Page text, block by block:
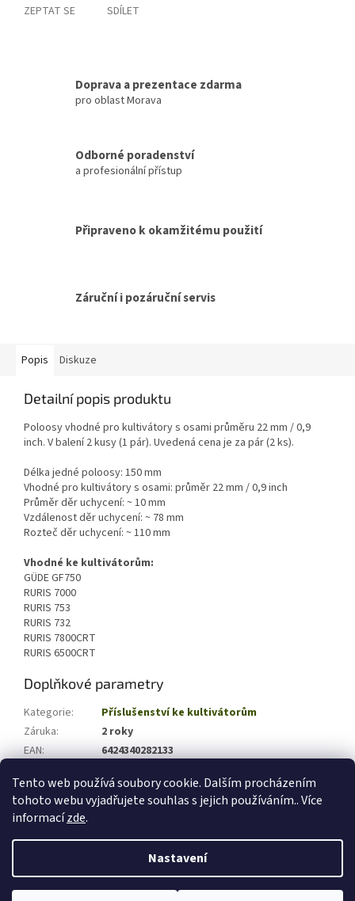
Tento web používá soubory cookie. Dalším procházením
tohoto webu vyjadřujete souhlas s jejich používáním.. Více
informacízde.
Nastavení
ZEPTAT SE SDÍLET
Doprava a prezentace zdarma
pro oblast Morava
Odborné poradenství
a profesionální přístup
Připraveno k okamžitému použití
Záruční i pozáruční servis
Popis Diskuze
Detailní popis produktu
Poloosy vhodné pro kultivátory s osami průměru 22 mm / 0,9
inch. V balení 2 kusy (1 pár). Uvedená cena je za pár (2 ks).
Délka jedné poloosy: 150 mm
Vhodné pro kultivátory s osami: průměr 22 mm / 0,9 inch
Průměr děr uchycení: ~ 10 mm
Vzdálenost děr uchycení: ~ 78 mm
Rozteč děr uchycení: ~ 110 mm
Vhodné ke kultivátorům:
GÜDE GF750
RURIS 7000
RURIS 753
RURIS 732
RURIS 7800CRT
RURIS 6500CRT
Doplňkové parametry
Kategorie:
Příslušenství ke kultivátorům
Záruka:
2 roky
EAN:
6424340282133
Copyright 2026zahradni-technika-shop.cz. Všechna práva